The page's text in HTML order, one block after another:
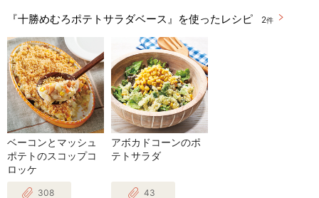
『十勝めむろポテトサラダベース』を使ったレシピ 2件
ベーコンとマッシュ
ポテトのスコップコ
ロッケ
308
アボカドコーンのポ
テトサラダ
43